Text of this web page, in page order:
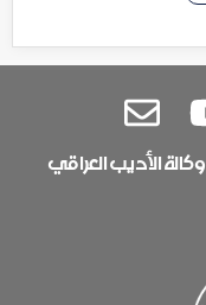
وكالة الأديب العراقي